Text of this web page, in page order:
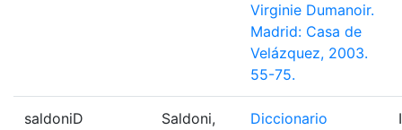
Virginie Dumanoir.
Madrid: Casa de
Velázquez, 2003.
55-75.
saldoniD
Saldoni,
Diccionario